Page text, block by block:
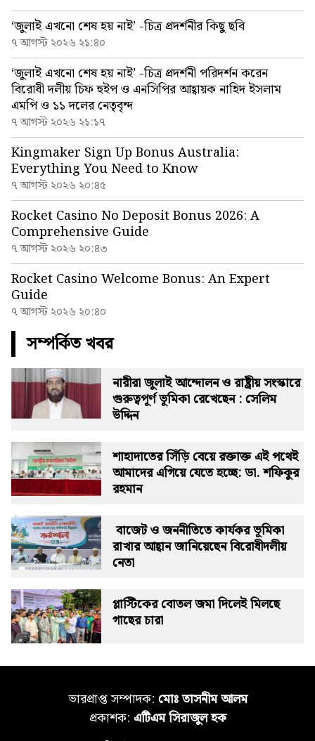
‘জুলাই এখনো শেষ হয় নাই’ -চিত্র প্রদর্শনীর কিছু ছবি
৭ আগস্ট ২০২৬ ২১:৪০
‘জুলাই এখনো শেষ হয় নাই’ -চিত্র প্রদর্শনী পরিদর্শন করেন
বিরোধী দলীয় চিফ হুইপ ও এনসিপির আহ্বায়ক নাহিদ ইসলাম
এমপি ও ১১ দলের নেতৃবৃন্দ
৭ আগস্ট ২০২৬ ২১:১৭
Kingmaker Sign Up Bonus Australia:
Everything You Need to Know
৭ আগস্ট ২০২৬ ২০:৪৫
Rocket Casino No Deposit Bonus 2026: A
Comprehensive Guide
৭ আগস্ট ২০২৬ ২০:৪৩
Rocket Casino Welcome Bonus: An Expert
Guide
৭ আগস্ট ২০২৬ ২০:৪০
সম্পর্কিত খবর
নারীরা জুলাই আন্দোলন ও রাষ্ট্রীয় সংস্কারে
গুরুত্বপূর্ণ ভূমিকা রেখেছেন : সেলিম
উদ্দিন
শাহাদাতের সিঁড়ি বেয়ে রক্তাক্ত এই পথেই
আমাদের এগিয়ে যেতে হচ্ছে: ডা. শফিকুর
রহমান
বাজেট ও জননীতিতে কার্যকর ভূমিকা
রাখার আহ্বান জানিয়েছেন বিরোধীদলীয়
নেতা
প্লাস্টিকের বোতল জমা দিলেই মিলছে
গাছের চারা
ভারপ্রাপ্ত সম্পাদক: মোঃ তাসনীম আলম
প্রকাশক: এটিএম সিরাজুল হক